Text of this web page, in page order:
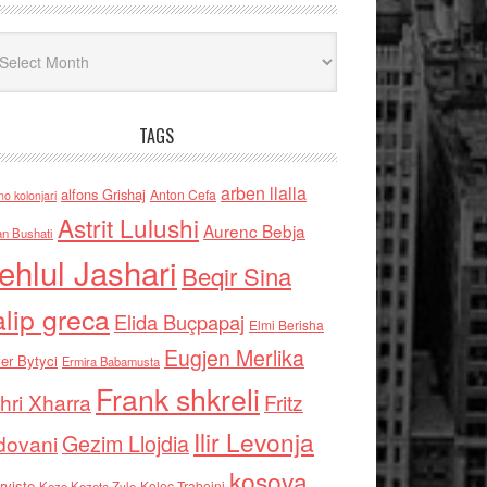
TAGS
kolonjari alfons Grishaj Anton Cefa arben llalla
Bushati Astrit Lulushi Aurenc Bebja
Jashari Beqir Sina
grecaElida Buçpapaj Elmi Berisha
Bytyci Ermira Babamusta Eugjen Merlika
Xharra Frank shkreli Fritz
Gezim Llojdia Ilir Levonja